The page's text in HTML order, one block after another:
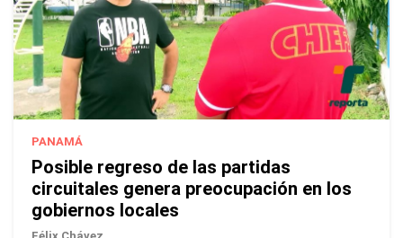
PANAMÁ
Posible regreso de las partidas
circuitales genera preocupación en los
gobiernos locales